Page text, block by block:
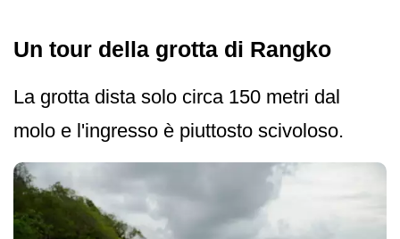
Un tour della grotta di Rangko
La grotta dista solo circa 150 metri dal
molo e l'ingresso è piuttosto scivoloso.